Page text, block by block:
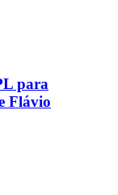
para
Flávio